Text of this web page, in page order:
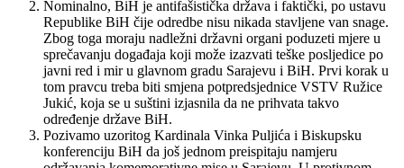
Nominalno, BiH je antifašistička država i faktički, po ustavu
Republike BiH čije odredbe nisu nikada stavljene van snage.
Zbog toga moraju nadležni državni organi poduzeti mjere u
sprečavanju događaja koji može izazvati teške posljedice po
javni red i mir u glavnom gradu Sarajevu i BiH. Prvi korak u
tom pravcu treba biti smjena potpredsjednice VSTV Ružice
Jukić, koja se u suštini izjasnila da ne prihvata takvo
određenje države BiH.
Pozivamo uzoritog Kardinala Vinka Puljića i Biskupsku
konferenciju BiH da još jednom preispitaju namjeru